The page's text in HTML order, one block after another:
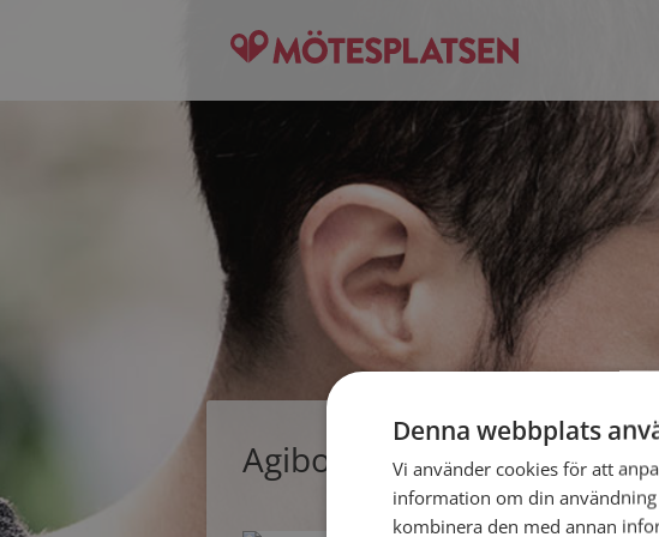
Agibo, singelman från Sala
Denna webbplats
Vi använder cookies för att
information om din
kombinera den med annan